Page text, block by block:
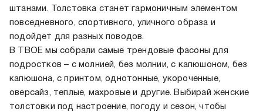
штанами. Толстовка станет гармоничным элементом
повседневного, спортивного, уличного образа и
подойдет для разных поводов.
В ТВОЕ мы собрали самые трендовые фасоны для
подростков – с молнией, без молнии, с капюшоном, без
капюшона, с принтом, однотонные, укороченные,
оверсайз, теплые, махровые и другие. Выбирай женские
толстовки под настроение, погоду и сезон, чтобы